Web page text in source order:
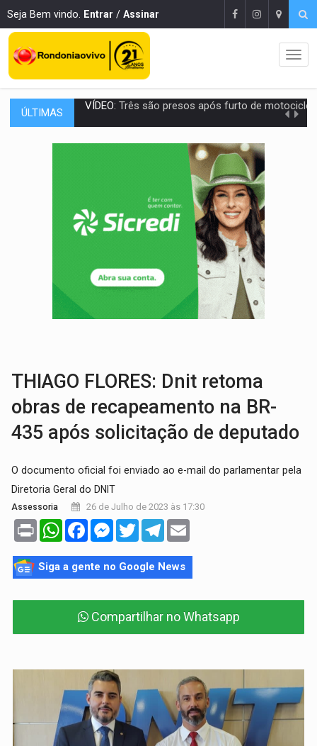
Seja Bem vindo. Entrar / Assinar
ÚLTIMAS CELEBRAÇÃO:Cerejeiras completa 43 anos de emancipação com
SAÚDE:Anvisa desmente boato sobre presença de plástico ou
Pitbulls fogem de residência e atacam casal de idosos
AÇÃO CONJUNTA:Forças policiais apreendem cerca de 1kg de
PF ESTÁ APURANDO: Flávio Bolsonaro escolhe Alfredo Gaspar como vice, alvo de
Colisão entre ônibus e carro provoca
ELEIÇÕES 2026:Candidato a deputado estadual declara carros por R$ 25 e casas
VÍDEO: Motocicletas batem de frente e duas pessoas ficam
THIAGO FLORES: Dnit retoma
obras de recapeamento na BR-
435 após solicitação de deputado
O documento oficial foi enviado ao e-mail do parlamentar pela
Diretoria Geral do DNIT
Assessoria 26 de Julho de 2023 às 17:30
Print WhatsAppFacebookMessenger
TwitterTelegram
Siga a gente no Google News
Compartilhar no Whatsapp